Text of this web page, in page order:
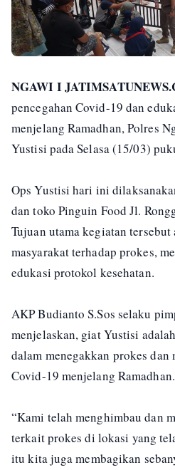
NGAWI I
pencegahan Covid-19 dan
menjelang Ramadhan, Polres
Yustisi pada Selasa (15/03)
Ops Yustisi hari ini
dan toko Pinguin Food Jl.
Tujuan utama kegiatan
masyarakat terhadap prokes,
edukasi protokol kesehatan.
AKP Budianto S.Sos selaku
menjelaskan, giat Yustisi
dalam menegakkan prokes dan
Covid-19 menjelang Ramadhan.
“Kami telah menghimbau dan
terkait prokes di lokasi yang
itu kita juga membagikan